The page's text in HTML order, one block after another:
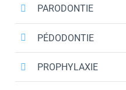
PARODONTIE
PÉDODONTIE
PROPHYLAXIE